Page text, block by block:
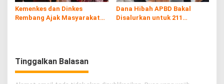
Kemenkes dan Dinkes
Rembang Ajak Masyarakat
Dana Hibah APBD Bakal
Disalurkan untuk 211
Tinggalkan Balasan